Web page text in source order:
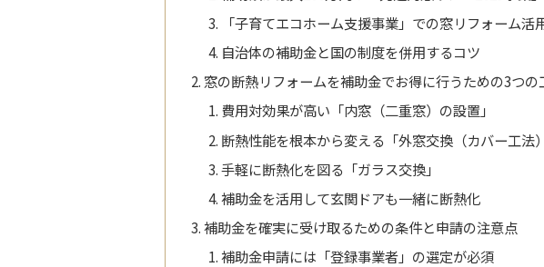
「子育てエコホーム支援事業」での窓リフォーム活
自治体の補助金と国の制度を併用するコツ
窓の断熱リフォームを補助金でお得に行うための3つの
費用対効果が高い「内窓（二重窓）の設置」
断熱性能を根本から変える「外窓交換（カバー工法
手軽に断熱化を図る「ガラス交換」
補助金を活用して玄関ドアも一緒に断熱化
補助金を確実に受け取るための条件と申請の注意点
補助金申請には「登録事業者」の選定が必須